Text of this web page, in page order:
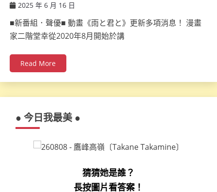
2025 年 6 月 16 日
■新番組．聲優■ 動畫《雨と君と》更新多項消息！ 漫畫
家二階堂幸從2020年8月開始於講
Read More
● 今日我最美 ●
猜猜她是誰？
長按圖片看答案！